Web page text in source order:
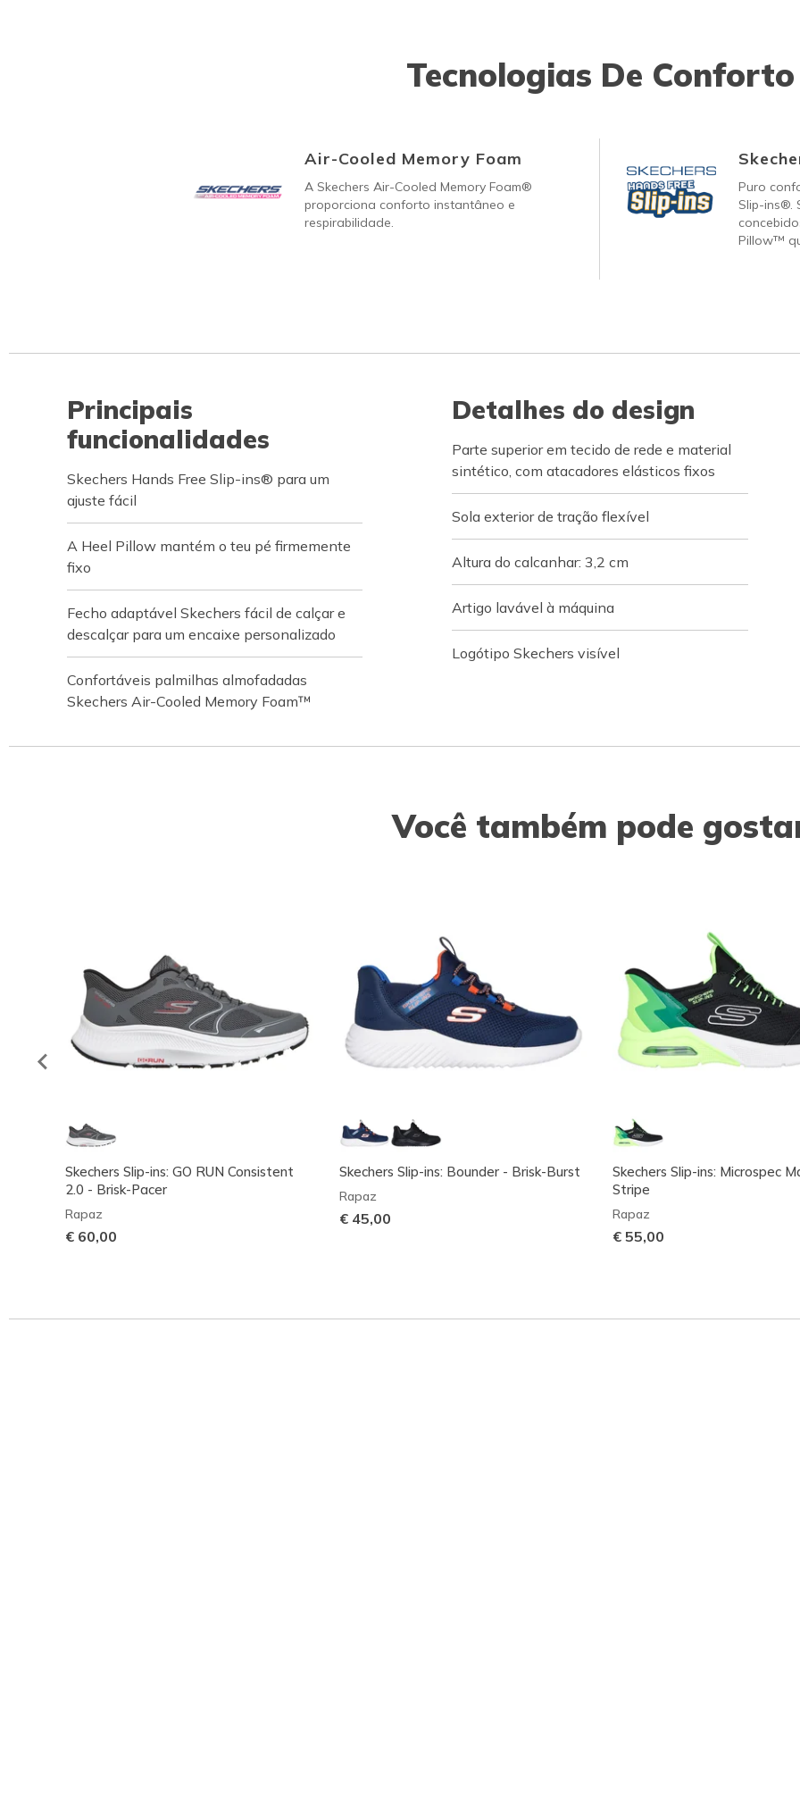
Tecnologias De Conforto
Air-Cooled Memory Foam
A Skechers Air-Cooled Memory Foam®
proporciona conforto instantâneo e
respirabilidade.
Puro
Slip-ins®.
Pillow™
Principais
funcionalidades
Skechers Hands Free Slip-ins® para um
ajuste fácil
A Heel Pillow mantém o teu pé firmemente
fixo
Fecho adaptável Skechers fácil de calçar e
descalçar para um encaixe personalizado
Confortáveis palmilhas almofadadas
Skechers Air-Cooled Memory Foam™
Detalhes do design
Parte superior em tecido de rede e material
sintético, com atacadores elásticos fixos
Sola exterior de tração flexível
Altura do calcanhar: 3,2 cm
Artigo lavável à máquina
Logótipo Skechers visível
Você também pode
Skechers Slip-ins: GO RUN Consistent
2.0 - Brisk-Pacer
Rapaz
€ 60,00
Skechers Slip-ins: Bounder - Brisk-Burst
Rapaz
€ 45,00
Skechers Slip-ins: Microspec
Stripe
Rapaz
€ 55,00